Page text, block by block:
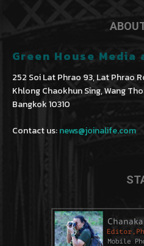
Green House Media
252 Soi Lat Phrao 93, Lat Phrao
Khlong Chaokhun Sing, Wang
Bangkok 10310
Contact us:news@joinalife.com